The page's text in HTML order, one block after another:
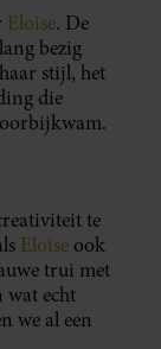
Eloise. De
bezig
stijl, het
die
te
Eloise ook
trui met
echt
we al een